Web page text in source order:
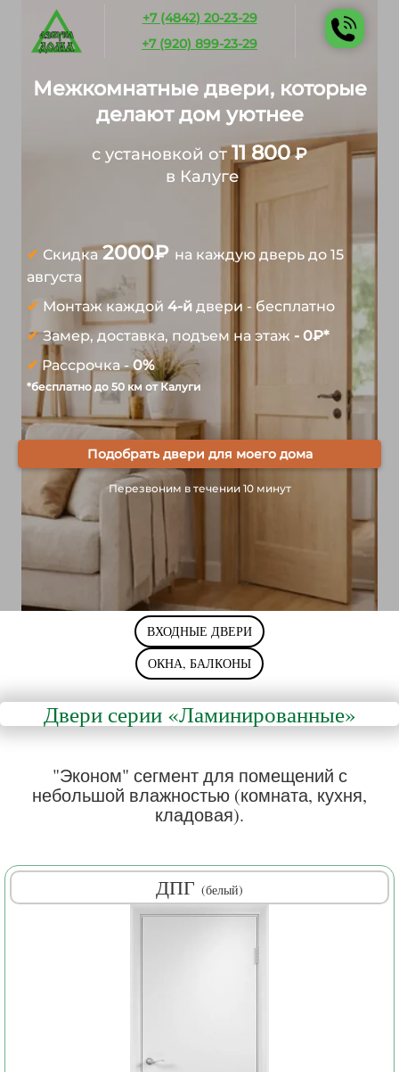
+7 (4842) 20-23-29
+7 (920) 899-23-29
Межкомнатные двери, которые
делают дом уютнее
с установкой от 11 800 ₽
в Калуге
✔ Скидка 2000₽ на каждую дверь до 15
августа
✔ Монтаж каждой 4-й двери - бесплатно
✔Замер, доставка, подъем на этаж - 0₽*
✔ Рассрочка -0%
*бесплатно до 50 км от Калуги
Подобрать двери для моего дома
Перезвоним в течении 10 минут
ВХОДНЫЕ ДВЕРИ
ОКНА, БАЛКОНЫ
Двери серии «Ламинированные»
"Эконом" сегмент для помещений с
небольшой влажностью (комната, кухня,
кладовая).
ДПГ (белый)